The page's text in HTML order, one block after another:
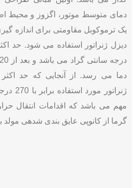
دمای متوسط موتور، اگزوز و محیط
یک ترموکوبل مقاومتی برای اندازه
دما می رسد. از آنجایی که حد
مهم می باشد که اقدامات انتقال
گرما از کانوپی عایق بندی شدهی مولد